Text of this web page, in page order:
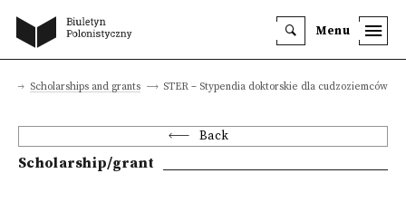
Menu
Scholarships and grants STER – Stypendia doktorskie dla cudzoziemców
Back
Scholarship/grant